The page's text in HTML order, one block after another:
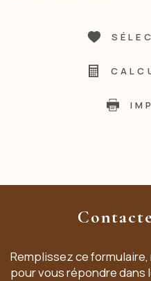
Remplissez ce
pour vous répondre dans